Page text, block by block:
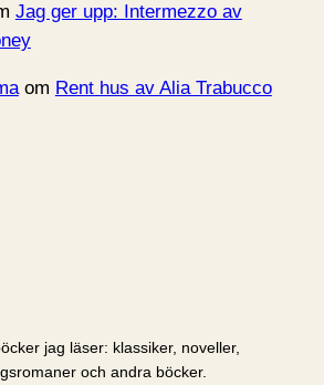
Jag ger upp: Intermezzo av
om Rent hus av Alia Trabucco
jag läser: klassiker, noveller,
och andra böcker.